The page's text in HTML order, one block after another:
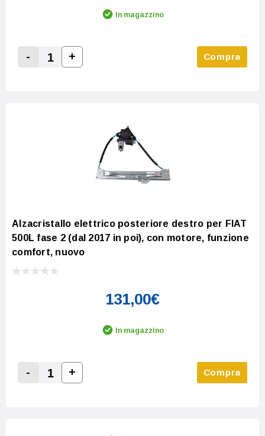
In magazzino
Decrease Quantity:
-
Increase Quantity:
+ Compra
Alzacristallo elettrico posteriore destro per FIAT
500L fase 2 (dal 2017 in poi), con motore, funzione
comfort, nuovo
131,00€
In magazzino
Decrease Quantity:
-
Increase Quantity:
+ Compra